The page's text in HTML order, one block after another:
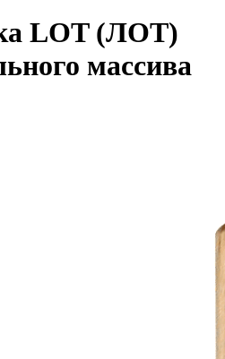
LOT (ЛОТ)
массива